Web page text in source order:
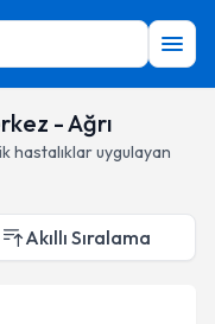
- Ağrı
hastalıklaruygulayan
Akıllı Sıralama